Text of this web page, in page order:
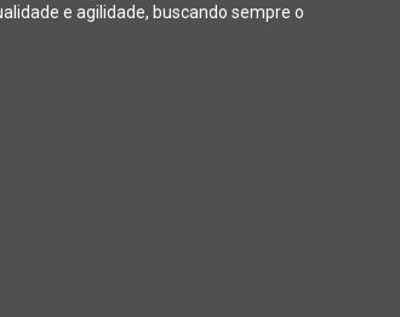
e agilidade, buscando sempre o